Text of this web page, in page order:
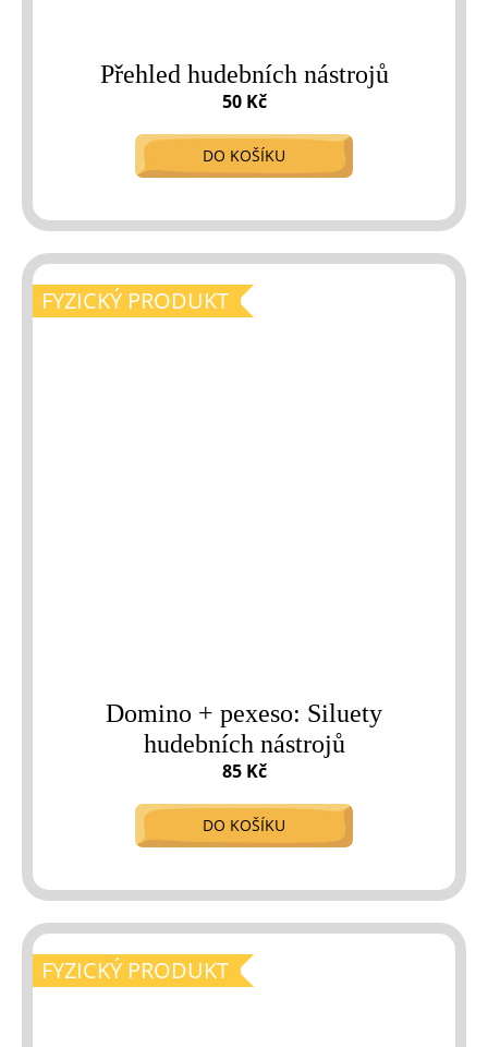
Přehled hudebních nástrojů
50 Kč
DO KOŠÍKU
FYZICKÝ PRODUKT
Domino + pexeso: Siluety
hudebních nástrojů
85 Kč
DO KOŠÍKU
FYZICKÝ PRODUKT